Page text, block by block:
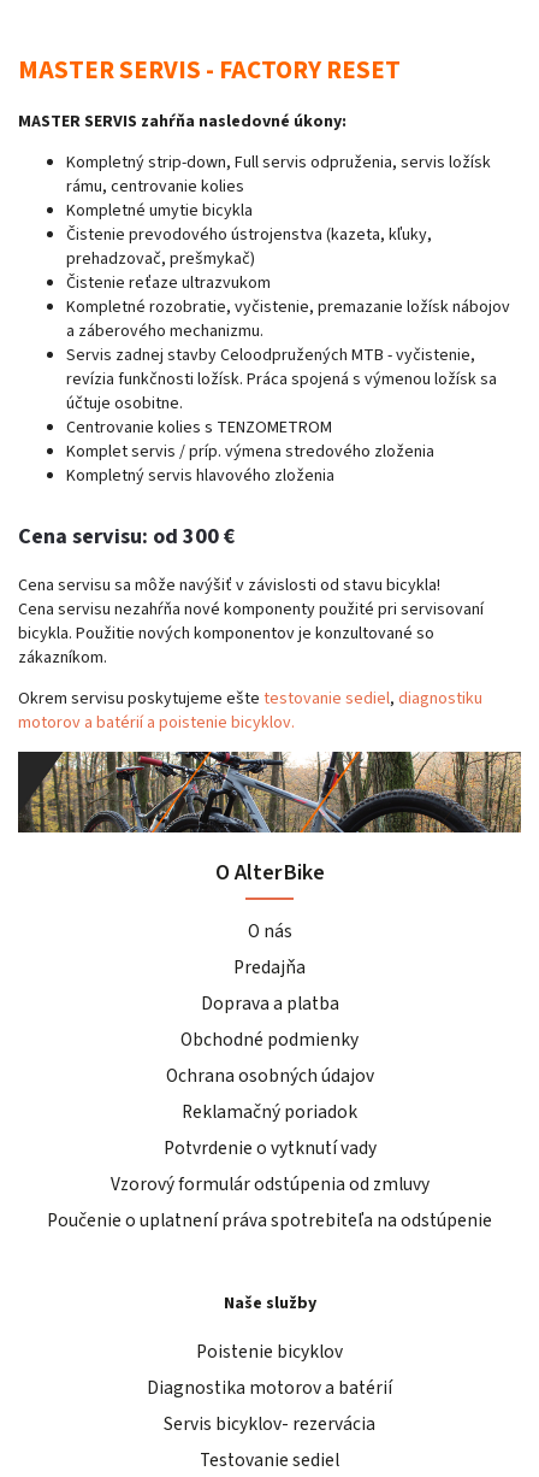
MASTER SERVIS - FACTORY RESET
MASTER SERVIS zahŕňa nasledovné úkony:
Kompletný strip-down, Full servis odpruženia, servis ložísk
rámu, centrovanie kolies
Kompletné umytie bicykla
Čistenie prevodového ústrojenstva (kazeta, kľuky,
prehadzovač, prešmykač)
Čistenie reťaze ultrazvukom
Kompletné rozobratie, vyčistenie, premazanie ložísk nábojov
a záberového mechanizmu.
Servis zadnej stavby Celoodpružených MTB - vyčistenie,
revízia funkčnosti ložísk. Práca spojená s výmenou ložísk sa
účtuje osobitne.
Centrovanie kolies s TENZOMETROM
Komplet servis / príp. výmena stredového zloženia
Kompletný servis hlavového zloženia
Cena servisu: od 300 €
Cena servisu sa môže navýšiť v závislosti od stavu bicykla!
Cena servisu nezahŕňa nové komponenty použité pri servisovaní
bicykla. Použitie nových komponentov je konzultované so
zákazníkom.
Okrem servisu poskytujeme ešte testovanie sediel, diagnostiku
motorov a batérií a poistenie bicyklov.
O AlterBike
O nás
Predajňa
Doprava a platba
Obchodné podmienky
Ochrana osobných údajov
Reklamačný poriadok
Potvrdenie o vytknutí vady
Vzorový formulár odstúpenia od zmluvy
Poučenie o uplatnení práva spotrebiteľa na odstúpenie
Naše služby
Poistenie bicyklov
Diagnostika motorov a batérií
Servis bicyklov- rezervácia
Testovanie sediel